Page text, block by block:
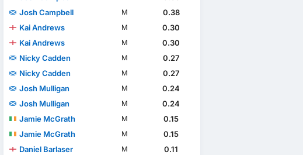
Josh Campbell
M
0.38
Kai Andrews
M
0.30
Kai Andrews
M
0.30
Nicky Cadden
M
0.27
Nicky Cadden
M
0.27
Josh Mulligan
M
0.24
Josh Mulligan
M
0.24
Jamie McGrath
M
0.15
Jamie McGrath
M
0.15
Daniel Barlaser
M
0.11